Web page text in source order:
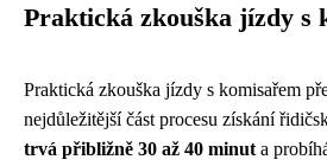
Praktická zkouška jízdy s
Praktická zkouška jízdy s komisařem
nejdůležitější část procesu získání
trvá přibližně 30 až 40 minut a